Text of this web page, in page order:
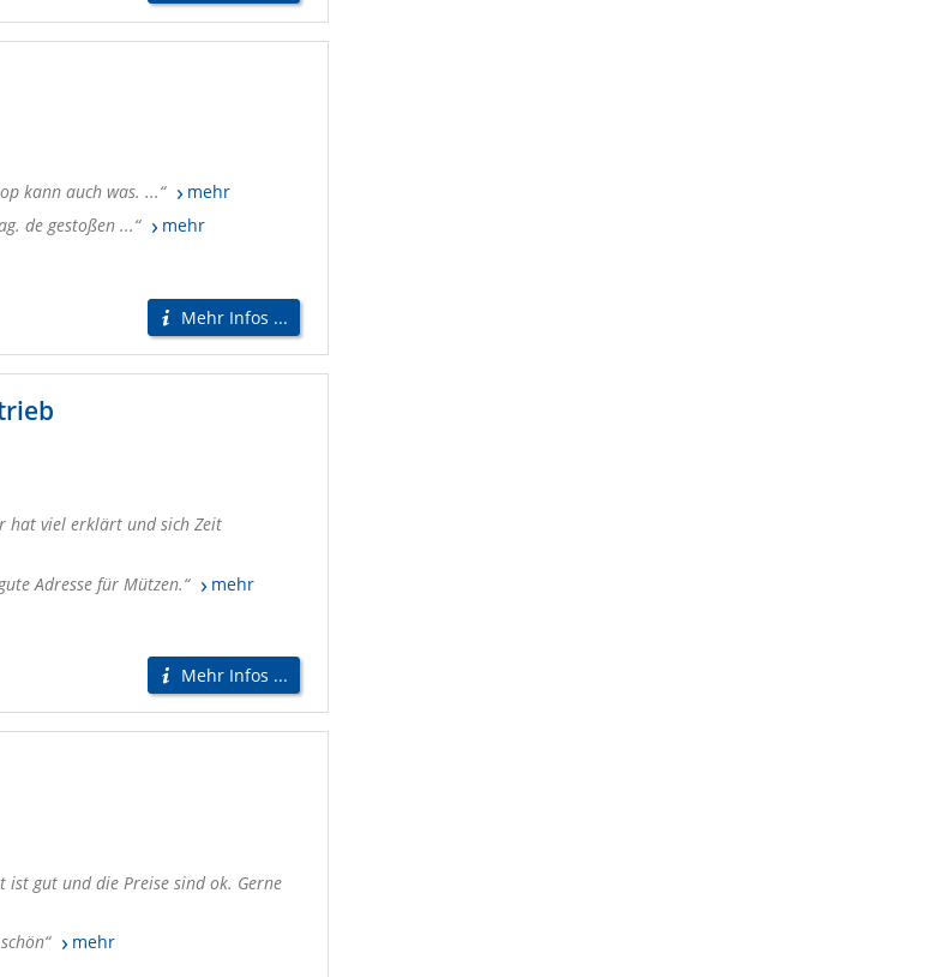
kann auch was. ...
mehr
de gestoßen ...
mehr
Mehr Infos ...
hat viel erklärt und sich Zeit
Adresse für Mützen.
mehr
Mehr Infos ...
gut und die Preise sind ok. Gerne
mehr